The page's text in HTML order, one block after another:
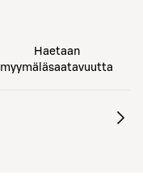
Haetaan
myymäläsaatavuutta